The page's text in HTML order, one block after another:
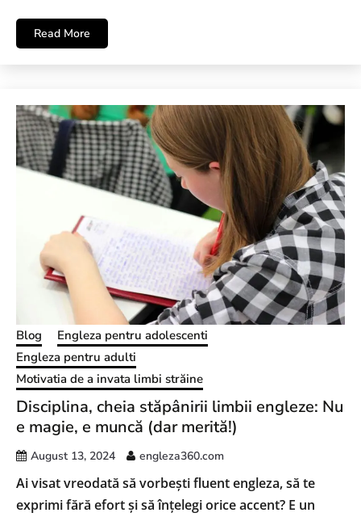
Read More
Blog
Engleza pentru adolescenti
Engleza pentru adulti
Motivatia de a invata limbi străine
Disciplina, cheia stăpânirii limbii engleze: Nu
e magie, e muncă (dar merită!)
August 13, 2024 engleza360.com
Ai visat vreodată să vorbești fluent engleza, să te
exprimi fără efort și să înțelegi orice accent? E un